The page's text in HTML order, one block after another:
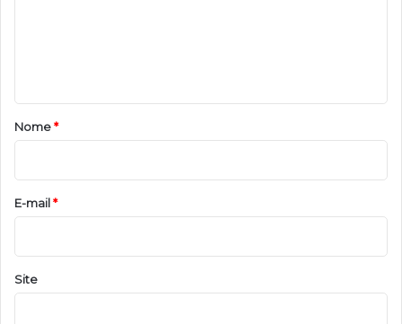
r
o
*
Nome*
E-mail*
Site